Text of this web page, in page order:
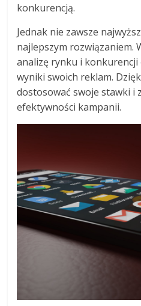
konkurencją.
Jednak nie zawsze
najlepszym rozwiązaniem.
analizę rynku i
wyniki swoich reklam.
dostosować swoje stawki i
efektywności kampanii.